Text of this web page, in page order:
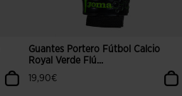
Guantes Portero Fútbol Calcio
Royal Verde Flú...
19,90€